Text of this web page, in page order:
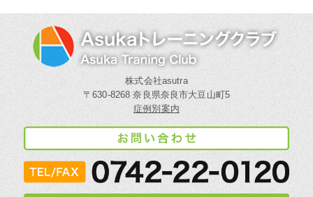
株式会社asutra
〒630-8268 奈良県奈良市大豆山町5
症例別案内